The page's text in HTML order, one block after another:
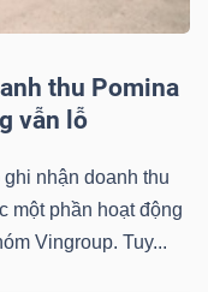
thu Pomina
vẫn lỗ
nhận doanh thu
một phần hoạt động
Vingroup. Tuy...